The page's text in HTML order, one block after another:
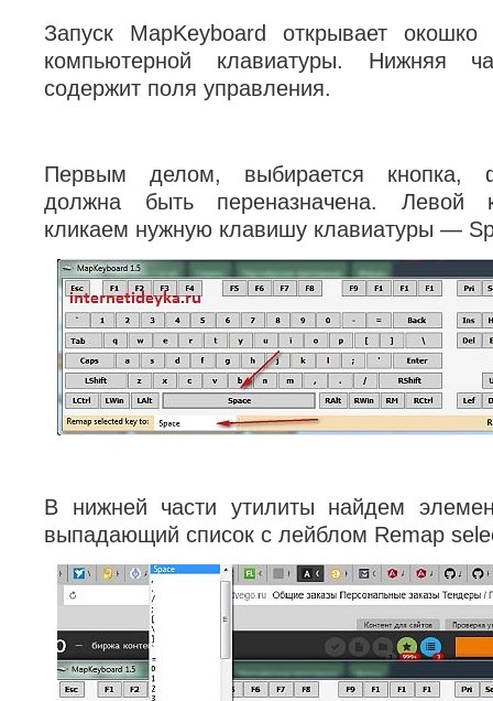
Запуск MapKeyboard открывает
компьютерной клавиатуры. Нижняя
содержит поля управления.
Первым делом, выбирается кнопка,
должна быть переназначена. Левой
кликаем нужную клавишу клавиатуры —
В нижней части утилиты найдем
выпадающий список с лейблом Remap